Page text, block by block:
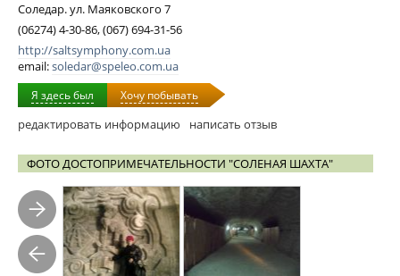
Соледар. ул. Маяковского 7
(06274) 4-30-86, (067) 694-31-56
http://saltsymphony.com.ua
email:soledar@speleo.com.ua
Я здесь был Хочу побывать
редактировать информацию написать отзыв
ФОТО ДОСТОПРИМЕЧАТЕЛЬНОСТИ "СОЛЕНАЯ ШАХТА"